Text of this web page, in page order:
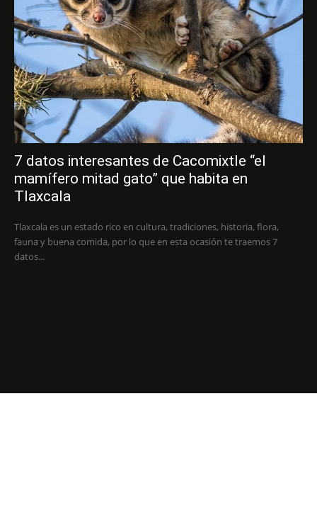
7 datos interesantes de Cacomixtle “el
mamífero mitad gato” que habita en
Tlaxcala
Tlaxcala es un estado rico en cultura, tradiciones, historia, flora,
fauna y buena comida, por lo que en esta ocasión te traemos 7
datos...